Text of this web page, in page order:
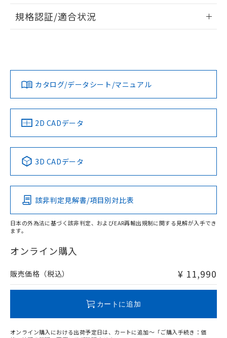
タイムチャート
A: 80mm以上、B: 60mm以上
以上、n: 40mm以上
検出領域
ログイン/会員登録
ダウンロードデータをご利用いただく前に、以下を必ずお読
みください。
ソフトウェアの使用条件
EU RoHS 注意事項・凡例
対応済み
中国 RoHS 注意事項・凡例
Pb Hg Cd Cr(VI)
O
在庫等で未対応品が混在する可能性があります。
問い合わせください。
規格認証/適合状況
LR型式承認
（イギリス
船舶規格）
DNV型式承認
（ノルウェー
BV型式承認
（フランス
KR型式
（韓国
No No No No
この製品の規格認証/適合状況ページへ
その他の認証はこちらのページからご検索ください
カタログ/データシート/マニュアル
2D CADデータ
3D CADデータ
該非判定見解書/項目別対比表
日本の外為法に基づく該非判定、およびEAR再輸出規制に関する見解が入手でき
ます。
オンライン購入
販売価格（税込） ¥ 11,990
カートに追加
オンライン購入における出荷予定日は、カートに追加～「ご購入手続き：価